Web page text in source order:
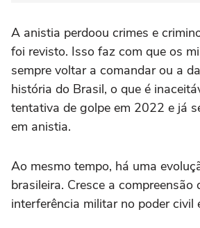
A anistia perdoou crimes e
foi revisto. Isso faz com que os
sempre voltar a comandar ou a
história do Brasil, o que é
tentativa de golpe em 2022 e já
em anistia.
Ao mesmo tempo, há uma
brasileira. Cresce a compreensão
interferência militar no poder civil